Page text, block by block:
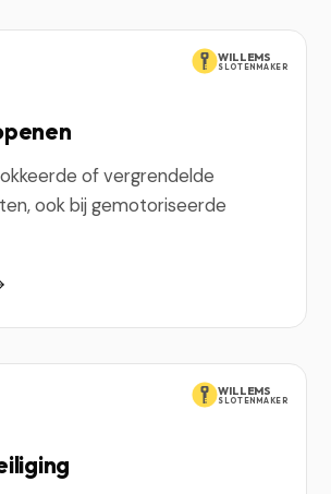
WILLEMS
SLOTENMAKER
of vergrendelde
ook bij gemotoriseerde
WILLEMS
SLOTENMAKER